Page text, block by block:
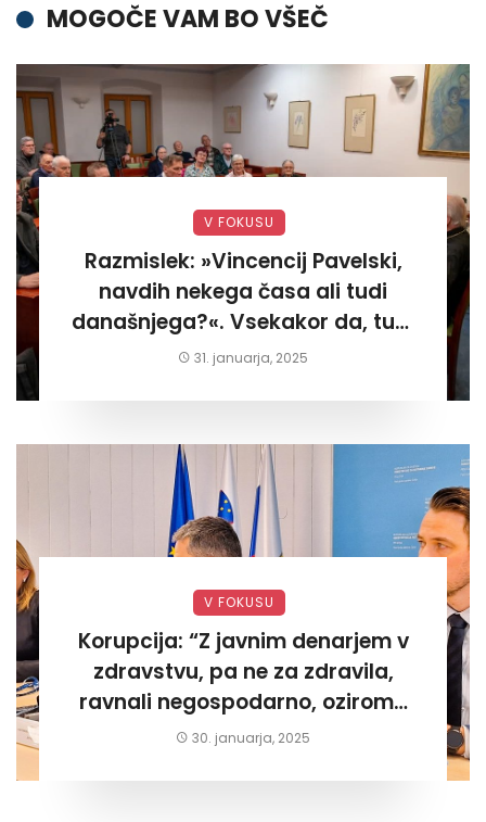
MOGOČE VAM BO VŠEČ
V FOKUSU
Razmislek: »Vincencij Pavelski,
navdih nekega časa ali tudi
današnjega?«. Vsekakor da, tudi
današnjega«
31. januarja, 2025
V FOKUSU
Korupcija: “Z javnim denarjem v
zdravstvu, pa ne za zdravila,
ravnali negospodarno, oziroma
za lastni žep. Tokrat na Žalskem«
30. januarja, 2025